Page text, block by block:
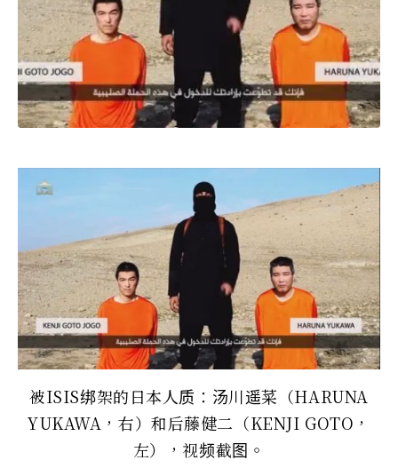
被ISIS绑架的日本人质：汤川遥菜（HARUNA
YUKAWA，右）和后藤健二（KENJI GOTO，
左），视频截图。